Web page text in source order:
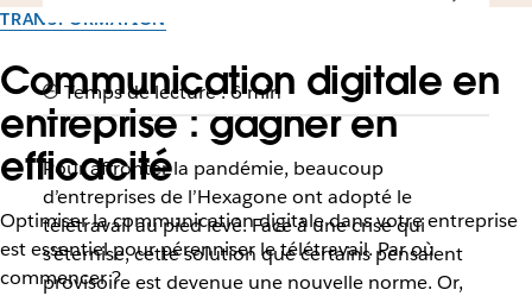
TRANSFORMATION
Communication digitale en
entreprise : gagner en
efficacité
Optimiser la communication digitale dans votre entreprise
est essentiel pour pérenniser le télétravail. Par où
commencer ?
Temps de lecture : 6 min
Pour affronter la pandémie, beaucoup
d’entreprises de l’Hexagone ont adopté le
télétravail au pied levé. Face à une crise qui
s’éternise, cette solution que certains pensaient
provisoire est devenue une nouvelle norme. Or,